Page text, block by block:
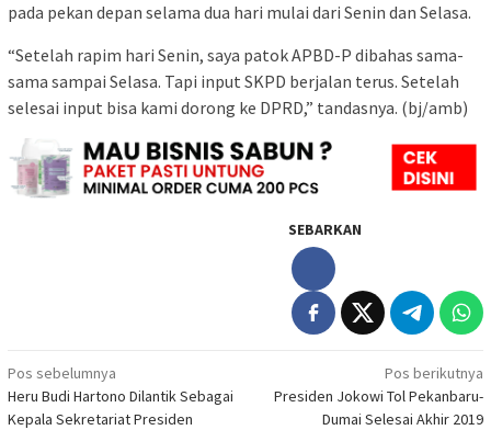
pada pekan depan selama dua hari mulai dari Senin dan Selasa.
“Setelah rapim hari Senin, saya patok APBD-P dibahas sama-
sama sampai Selasa. Tapi input SKPD berjalan terus. Setelah
selesai input bisa kami dorong ke DPRD,” tandasnya. (bj/amb)
SEBARKAN
Navigasi
pos
Pos sebelumnya
Heru Budi Hartono Dilantik Sebagai
Kepala Sekretariat Presiden
Pos berikutnya
Presiden Jokowi Tol Pekanbaru-
Dumai Selesai Akhir 2019